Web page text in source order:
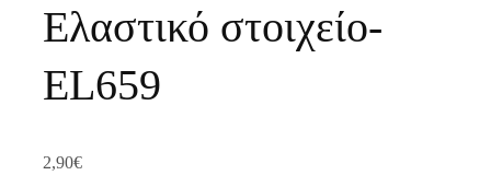
Ελαστικό στοιχείο-
EL659
2,90€